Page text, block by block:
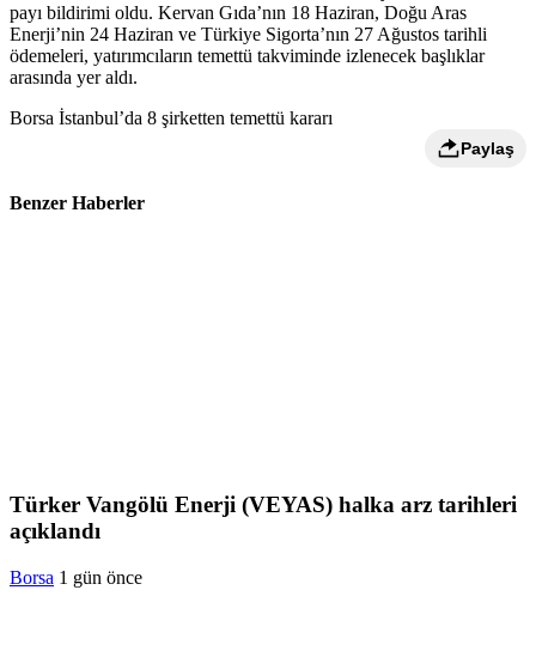
payı bildirimi oldu. Kervan Gıda’nın 18 Haziran, Doğu Aras
Enerji’nin 24 Haziran ve Türkiye Sigorta’nın 27 Ağustos tarihli
ödemeleri, yatırımcıların temettü takviminde izlenecek başlıklar
arasında yer aldı.
Borsa İstanbul’da 8 şirketten temettü kararı
Paylaş
Benzer Haberler
Türker Vangölü Enerji (VEYAS) halka arz tarihleri
açıklandı
Borsa 1 gün önce